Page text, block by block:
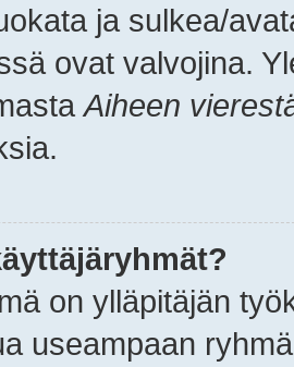
ja sulkea/
ovat valvojina.
Aiheen
on ylläpitäjän
useampaan